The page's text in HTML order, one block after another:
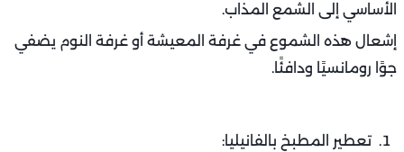
الأساسي إلى الشمع المذاب.
إشعال هذه الشموع في غرفة المعيشة أو غرفة النوم يضفي
جوًا رومانسيًا ودافئًا.
تعطير المطبخ بالفانيليا: